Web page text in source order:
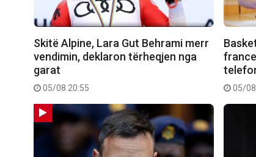
Skitë Alpine, Lara Gut Behrami merr
vendimin, deklaron tërheqjen nga
garat
05/08 20:55 05/